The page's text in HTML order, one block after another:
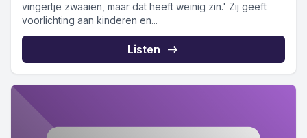
vingertje zwaaien, maar dat heeft weinig zin.' Zij geeft
voorlichting aan kinderen en...
Listen